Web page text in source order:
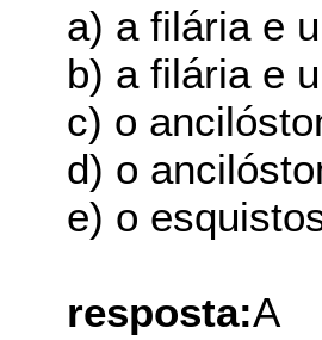
a) a filária e
b) a filária e
c) o
d) o
e) o
resposta:A